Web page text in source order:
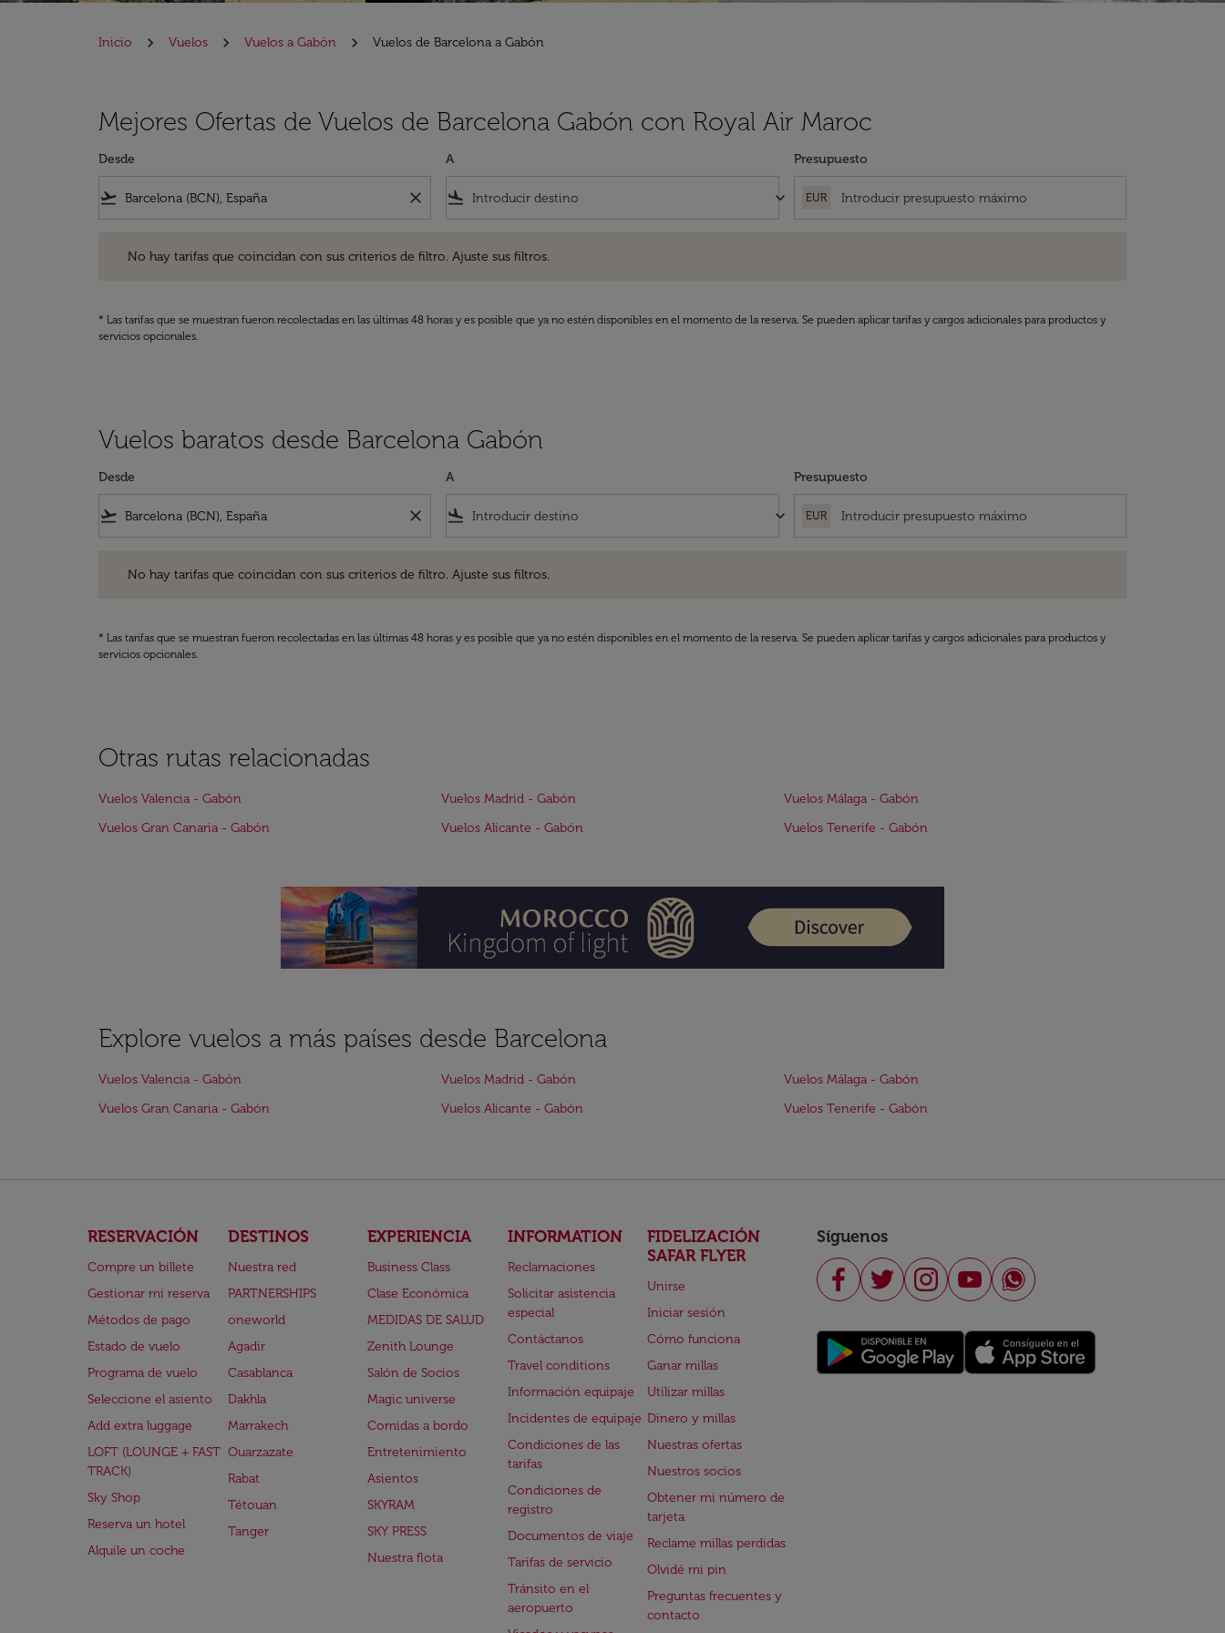
Inicio Vuelos Vuelos a Gabón Vuelos de Barcelona a Gabón
Mejores Ofertas de Vuelos de Barcelona Gabón con Royal Air Maroc
Desde
flight_takeoff close
A
flight_land keyboard_arrow_down
Presupuesto
EUR
No hay tarifas que coincidan con sus criterios de filtro. Ajuste sus filtros.
* Las tarifas que se muestran fueron recolectadas en las últimas 48 horas y es posible que ya no estén disponibles en el momento de la reserva. Se pueden aplicar tarifas y cargos adicionales para productos y
servicios opcionales.
Vuelos baratos desde Barcelona Gabón
Desde
flight_takeoff close
A
flight_land keyboard_arrow_down
Presupuesto
EUR
No hay tarifas que coincidan con sus criterios de filtro. Ajuste sus filtros.
* Las tarifas que se muestran fueron recolectadas en las últimas 48 horas y es posible que ya no estén disponibles en el momento de la reserva. Se pueden aplicar tarifas y cargos adicionales para productos y
servicios opcionales.
Otras rutas relacionadas
Vuelos Valencia - Gabón Vuelos Madrid - Gabón
Vuelos Málaga - Gabón
Vuelos Gran Canaria - Gabón
Vuelos Alicante - Gabón Vuelos Tenerife - Gabón
Explore vuelos a más países desde Barcelona
Vuelos Valencia - Gabón Vuelos Madrid - Gabón
Vuelos Málaga - Gabón
Vuelos Gran Canaria - Gabón
Vuelos Alicante - Gabón Vuelos Tenerife - Gabón
RESERVACIÓN
Compre un billete
Gestionar mi reserva
Métodos de pago
Estado de vuelo
Programa de vuelo
Seleccione el asiento
Add extra luggage
LOFT (LOUNGE + FAST
TRACK)
Sky Shop
Reserva un hotel
Alquile un coche
DESTINOS
Nuestra red
PARTNERSHIPS
oneworld
Agadir
Casablanca
Dakhla
Marrakech
Ouarzazate
Rabat
Tétouan
Tanger
EXPERIENCIA
Business Class
Clase Económica
MEDIDAS DE SALUD
Zenith Lounge
Salón de Socios
Magic universe
Comidas a bordo
Entretenimiento
Asientos
SKYRAM
SKY PRESS
Nuestra flota
INFORMATION
Reclamaciones
Solicitar asistencia
especial
Contáctanos
Travel conditions
Información equipaje
Incidentes de equipaje
Condiciones de las
tarifas
Condiciones de
registro
Documentos de viaje
Tarifas de servicio
Tránsito en el
aeropuerto
FIDELIZACIÓN
SAFAR FLYER
Unirse
Iniciar sesión
Cómo funciona
Ganar millas
Utilizar millas
Dinero y millas
Nuestras ofertas
Nuestros socios
Obtener mi número de
tarjeta
Reclame millas perdidas
Olvidé mi pin
Preguntas frecuentes y
contacto
Síguenos